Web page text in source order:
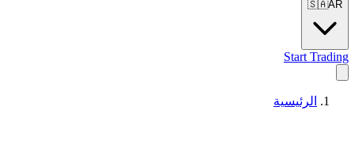
🇸🇦AR
Start Trading
الرئيسية